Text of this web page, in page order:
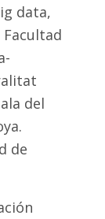
data,
del
de